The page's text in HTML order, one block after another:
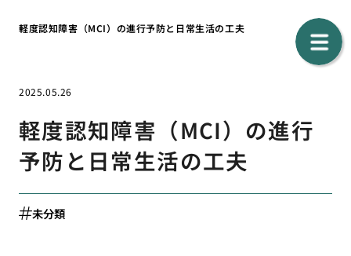
軽度認知障害（MCI）の進行予防と日常生活の工夫
2025.05.26
軽度認知障害（MCI）の進行
予防と日常生活の工夫
未分類